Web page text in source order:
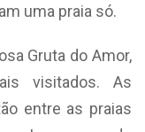
uma praia só.
Gruta do Amor,
visitados. As
entre as praias